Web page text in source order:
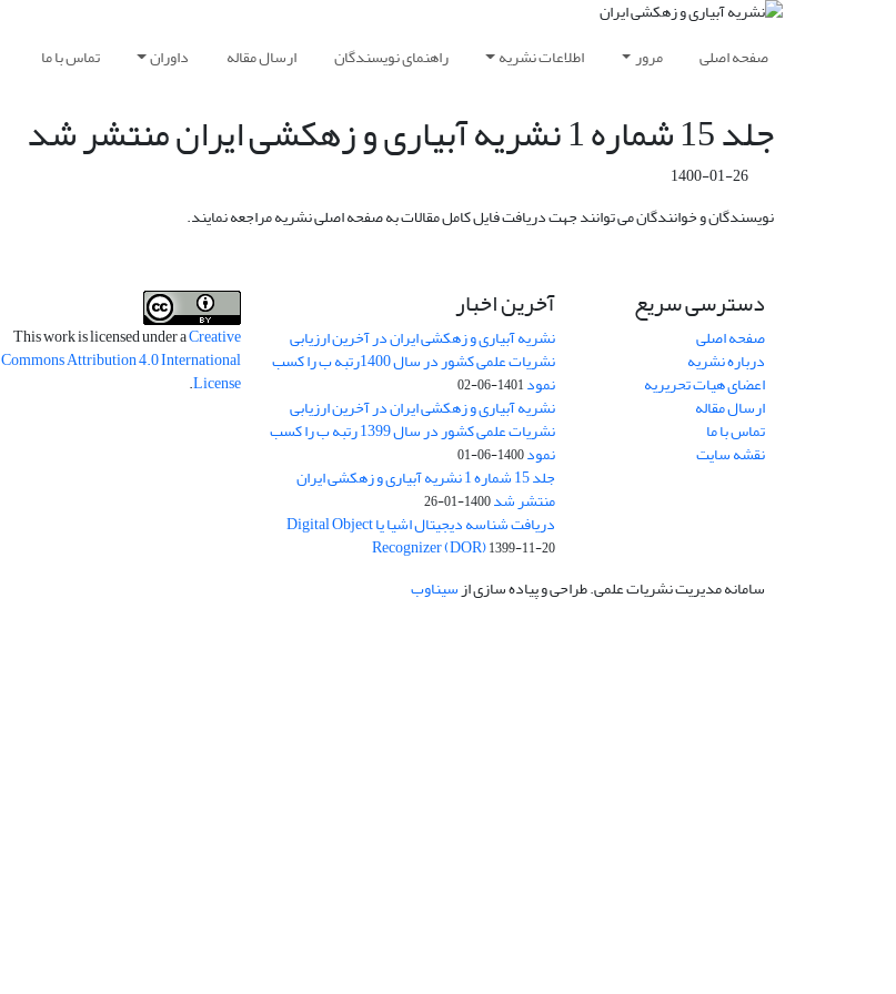
صفحه اصلی مرور اطلاعات نشریه راهنمای نویسندگان ارسال مقاله داوران تماس با ما
جلد 15 شماره 1 نشریه آبیاری و زهکشی ایران منتشر شد
1400-01-26
نویسندگان و خوانندگان می توانند جهت دریافت فایل کامل مقالات به صفحه اصلی نشریه مراجعه نمایند.
دسترسی سریع
صفحه اصلی
درباره نشریه
اعضای هیات تحریریه
ارسال مقاله
تماس با ما
نقشه سایت
آخرین اخبار
نشریه آبیاری و زهکشی ایران در آخرین ارزیابی
نشریات علمی کشور در سال 1400رتبه ب را کسب
نمود1401-06-02
نشریه آبیاری و زهکشی ایران در آخرین ارزیابی
نشریات علمی کشور در سال 1399 رتبه ب را کسب
نمود1400-06-01
جلد 15 شماره 1 نشریه آبیاری و زهکشی ایران
منتشر شد1400-01-26
دریافت شناسه دیجیتال اشیا یا Digital Object
Recognizer (DOR)1399-11-20
This work is licensed under aCreative
Commons Attribution 4.0 International
License
.
سامانه مدیریت نشریات علمی.طراحی و پیاده سازی ازسیناوب